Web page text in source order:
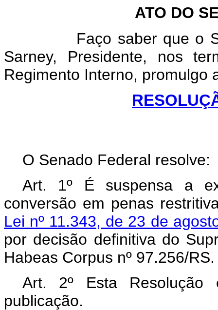
ATO DO
Faço saber que o
Sarney, Presidente, nos
Regimento Interno, promulgo
O Senado Federal resolve:
Art. 1º É suspensa a
conversão em penas
Lei nº 11.343, de 23 de
por decisão definitiva do
Habeas Corpus nº 97.256/RS.
Art. 2º Esta
publicação.